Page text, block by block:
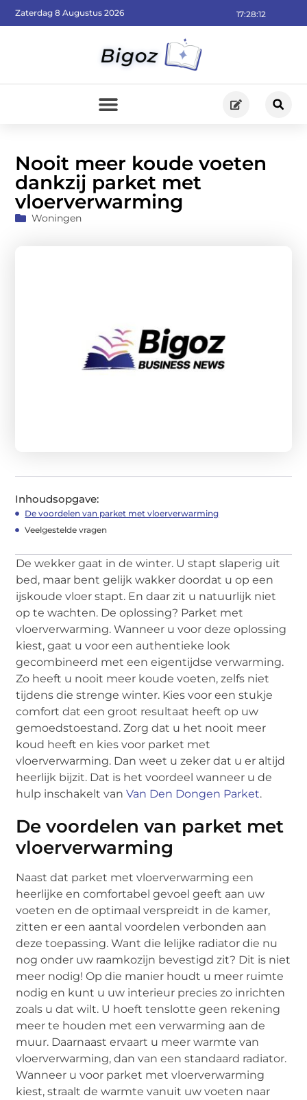
17:28:13
Zaterdag 8 Augustus 2026
Nooit meer koude voeten
dankzij parket met
vloerverwarming
Woningen
Inhoudsopgave:
De voordelen van parket met vloerverwarming
Veelgestelde vragen
De wekker gaat in de winter. U stapt slaperig uit
bed, maar bent gelijk wakker doordat u op een
ijskoude vloer stapt. En daar zit u natuurlijk niet
op te wachten. De oplossing? Parket met
vloerverwarming. Wanneer u voor deze oplossing
kiest, gaat u voor een authentieke look
gecombineerd met een eigentijdse verwarming.
Zo heeft u nooit meer koude voeten, zelfs niet
tijdens die strenge winter. Kies voor een stukje
comfort dat een groot resultaat heeft op uw
gemoedstoestand. Zorg dat u het nooit meer
koud heeft en kies voor parket met
vloerverwarming. Dan weet u zeker dat u er altijd
heerlijk bijzit. Dat is het voordeel wanneer u de
hulp inschakelt vanVan Den Dongen Parket.
De voordelen van parket met
vloerverwarming
Naast dat parket met vloerverwarming een
heerlijke en comfortabel gevoel geeft aan uw
voeten en de optimaal verspreidt in de kamer,
zitten er een aantal voordelen verbonden aan
deze toepassing. Want die lelijke radiator die nu
nog onder uw raamkozijn bevestigd zit? Dit is niet
meer nodig! Op die manier houdt u meer ruimte
nodig en kunt u uw interieur precies zo inrichten
zoals u dat wilt. U hoeft tenslotte geen rekening
meer te houden met een verwarming aan de
muur. Daarnaast ervaart u meer warmte van
vloerverwarming, dan van een standaard radiator.
Wanneer u voor parket met vloerverwarming
kiest, straalt de warmte vanuit uw voeten naar